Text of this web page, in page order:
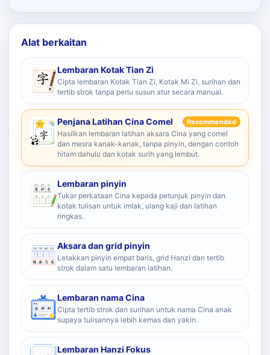
Alat berkaitan
Lembaran Kotak Tian Zi
Cipta lembaran Kotak Tian Zi, Kotak Mi Zi, surihan dan
tertib strok tanpa perlu susun atur secara manual.
Penjana Latihan Cina Comel Recommended
Hasilkan lembaran latihan aksara Cina yang comel
dan mesra kanak-kanak, tanpa pinyin, dengan contoh
hitam dahulu dan kotak surih yang lembut.
Lembaran pinyin
Tukar perkataan Cina kepada petunjuk pinyin dan
kotak tulisan untuk imlak, ulang kaji dan latihan
ringkas.
Aksara dan grid pinyin
Letakkan pinyin empat baris, grid Hanzi dan tertib
strok dalam satu lembaran latihan.
Lembaran nama Cina
Cipta tertib strok dan surihan untuk nama Cina anak
supaya tulisannya lebih kemas dan yakin.
Lembaran Hanzi Fokus